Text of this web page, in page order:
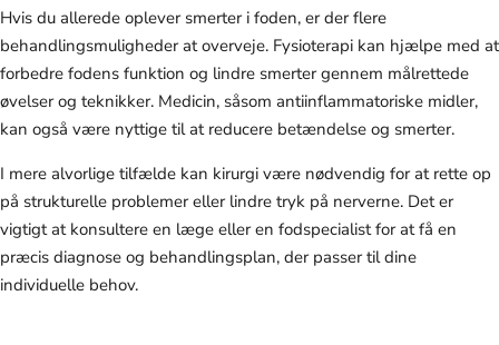
Hvis du allerede oplever smerter i foden, er der flere
behandlingsmuligheder at overveje. Fysioterapi kan hjælpe med at
forbedre fodens funktion og lindre smerter gennem målrettede
øvelser og teknikker. Medicin, såsom antiinflammatoriske midler,
kan også være nyttige til at reducere betændelse og smerter.
I mere alvorlige tilfælde kan kirurgi være nødvendig for at rette op
på strukturelle problemer eller lindre tryk på nerverne. Det er
vigtigt at konsultere en læge eller en fodspecialist for at få en
præcis diagnose og behandlingsplan, der passer til dine
individuelle behov.